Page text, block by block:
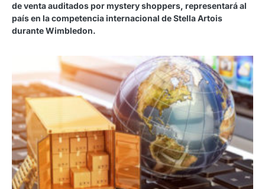
de venta auditados por mystery shoppers, representará al
país en la competencia internacional de Stella Artois
durante Wimbledon.